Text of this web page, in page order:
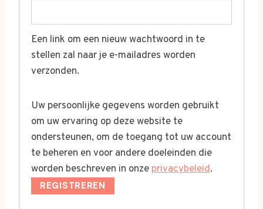
e
Een link om een nieuw wachtwoord in te
stellen zal naar je e-mailadres worden
verzonden.
Uw persoonlijke gegevens worden gebruikt
om uw ervaring op deze website te
ondersteunen, om de toegang tot uw account
te beheren en voor andere doeleinden die
worden beschreven in onze privacybeleid.
REGISTREREN